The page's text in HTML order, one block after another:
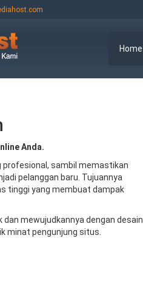
Home
Anda.
profesional, sambil memastikan
pelanggan baru. Tujuannya
tinggi yang membuat dampak
mewujudkannya dengan desain
minat pengunjung situs.